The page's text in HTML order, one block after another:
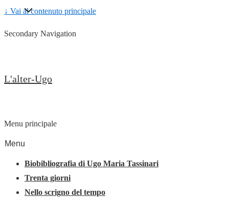
↓ Vai al contenuto principale
Secondary Navigation
L'alter-Ugo
Menu principale
Menu
Biobibliografia di Ugo Maria Tassinari
Trenta giorni
Nello scrigno del tempo